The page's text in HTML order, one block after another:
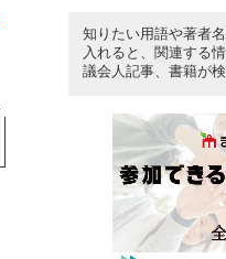
知りたい用語や著者
入れると、関連する
議会人記事、書籍が